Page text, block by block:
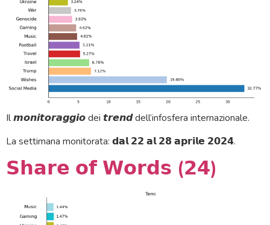
Il 𝙢𝙤𝙣𝙞𝙩𝙤𝙧𝙖𝙜𝙜𝙞𝙤 dei 𝙩𝙧𝙚𝙣𝙙 dell’infosfera internazionale.
La settimana monitorata: 𝗱𝗮𝗹 𝟮𝟮 𝗮𝗹 𝟮𝟴 𝗮𝗽𝗿𝗶𝗹𝗲 𝟮𝟬𝟮𝟰.
𝗦𝗵𝗮𝗿𝗲 𝗼𝗳 𝗪𝗼𝗿𝗱𝘀 (𝟮𝟰)